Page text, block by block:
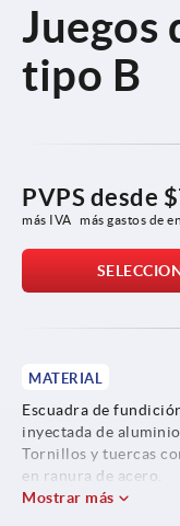
Juegos
tipo B
PVPS desde
más IVA más gastos de
MATERIAL
Escuadra de
inyectada de aluminio.
Tornillos y tuercas
en ranura de acero.
Tapones terminales de
Mostrar más